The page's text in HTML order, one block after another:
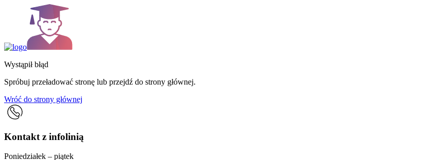
Wystąpił błąd
Spróbuj przeładować stronę lub przejdź do strony głównej.
Wróć do strony głównej
Kontakt z infolinią
Poniedziałek – piątek